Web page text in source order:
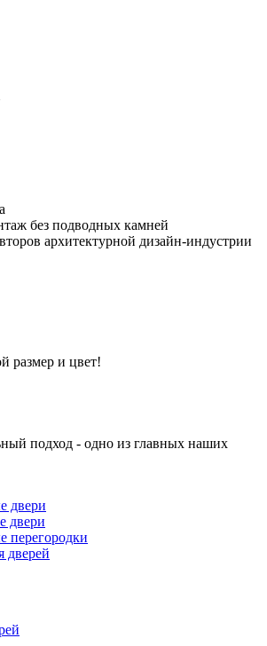
без подводных камней
архитектурной дизайн-индустрии
размер и цвет!
подход - одно из главных наших
двери
двери
перегородки
дверей